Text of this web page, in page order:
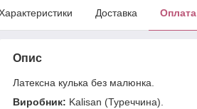
Доставка Оплата
Опис
Латексна кулька без малюнка.
Виробник: Kalisan (Туреччина).